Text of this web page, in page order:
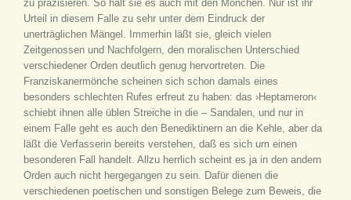
zu präzisieren. So hält sie es auch mit den Mönchen. Nur ist ihr
Urteil in diesem Falle zu sehr unter dem Eindruck der
unerträglichen Mängel. Immerhin läßt sie, gleich vielen
Zeitgenossen und Nachfolgern, den moralischen Unterschied
verschiedener Orden deutlich genug hervortreten. Die
Franziskanermönche scheinen sich schon damals eines
besonders schlechten Rufes erfreut zu haben: das ›Heptameron‹
schiebt ihnen alle üblen Streiche in die – Sandalen, und nur in
einem Falle geht es auch den Benediktinern an die Kehle, aber da
läßt die Verfasserin bereits verstehen, daß es sich um einen
besonderen Fall handelt. Allzu herrlich scheint es ja in den andern
Orden auch nicht hergegangen zu sein. Dafür dienen die
verschiedenen poetischen und sonstigen Belege zum Beweis, die